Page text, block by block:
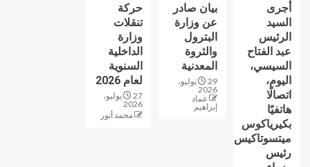
أجرى
السيد
الرئيس
عبد الفتاح
السيسي،
اليوم،
اتصالًا
هاتفيًا
بكيرياكوس
ميتسوتاكيس
رئيس
بيان صادر
عن وزارة
البترول
والثروة
المعدنية
29 يوليو،
2026
عماد
إبراهيم
حركة
تنقلات
وزارة
الداخلية
السنوية
لعام 2026
27 يوليو،
2026
محمد أنور